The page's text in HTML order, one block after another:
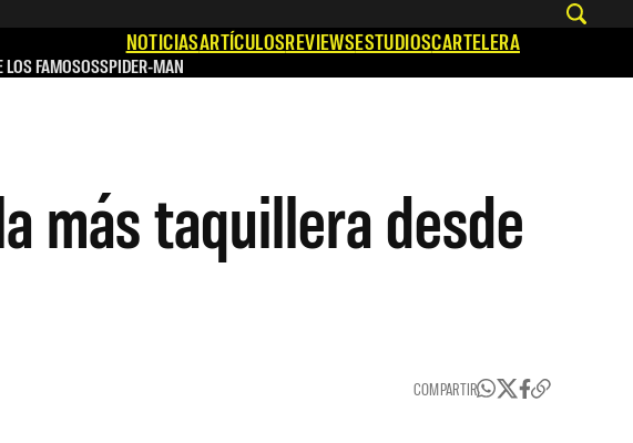
NOTICIASARTÍCULOSREVIEWSESTUDIOSCARTELERA
LOS FAMOSOSSPIDER-MAN
más taquillera desde
COMPARTIR